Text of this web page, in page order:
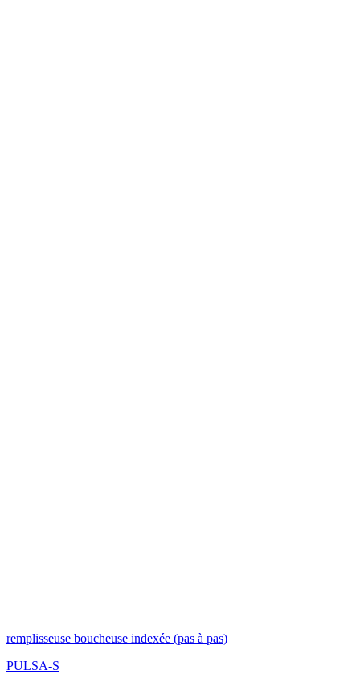
remplisseuse boucheuse indexée (pas à pas)
PULSA-S